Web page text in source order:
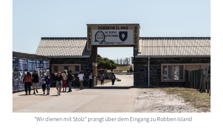
"Wir dienen mit Stolz" prangt über dem Eingang zu Robben Island